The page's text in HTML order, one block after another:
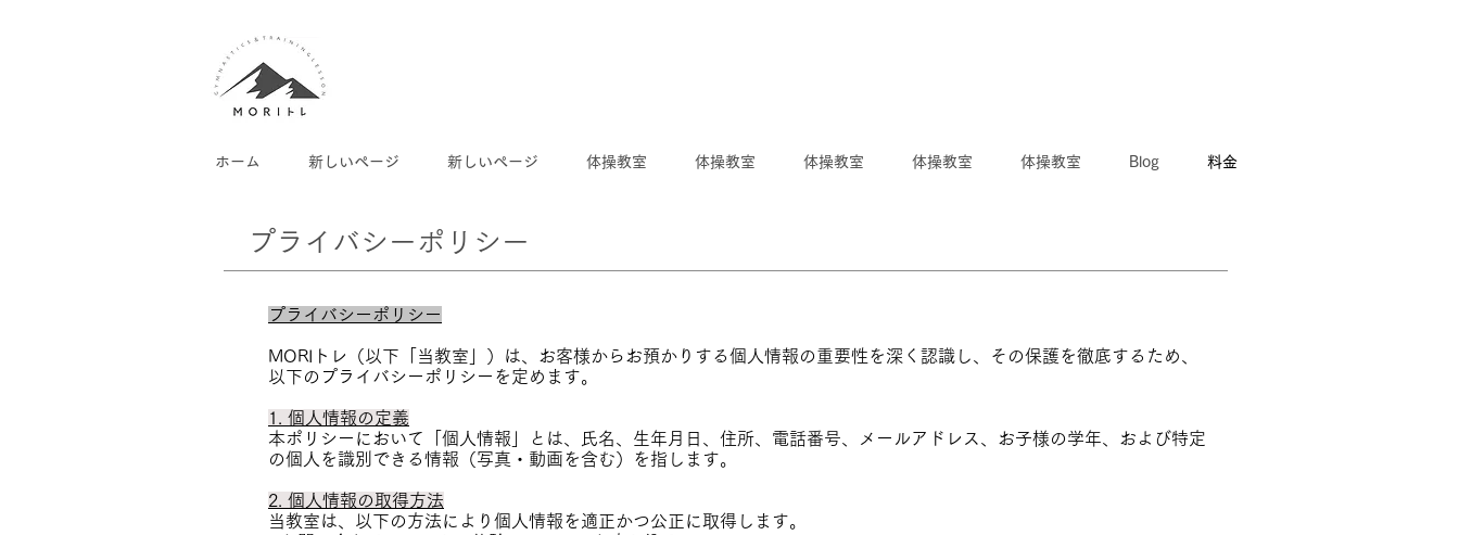
ホーム 新しいページ 新しいページ 体操教室 体操教室 体操教室 体操教室 体操教室 Blog 料金
プライバシーポリシー
プライバシーポリシー
MORIトレ（以下「当教室」）は、お客様からお預かりする個人情報の重要性を深く認識し、その保護を徹底するため、
以下のプライバシーポリシーを定めます。
1. 個人情報の定義
本ポリシーにおいて「個人情報」とは、氏名、生年月日、住所、電話番号、メールアドレス、お子様の学年、および特定
の個人を識別できる情報（写真・動画を含む）を指します。
2. 個人情報の取得方法
当教室は、以下の方法により個人情報を適正かつ公正に取得します。